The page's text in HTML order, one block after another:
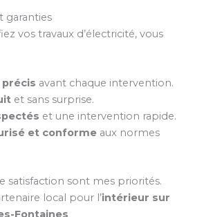
garanties
vos travaux d’électricité, vous
précis avant chaque intervention.
et sans surprise.
et une intervention rapide.
et conformeaux normes
satisfaction sont mes priorités.
local pour l’intérieur sur
Fontaines